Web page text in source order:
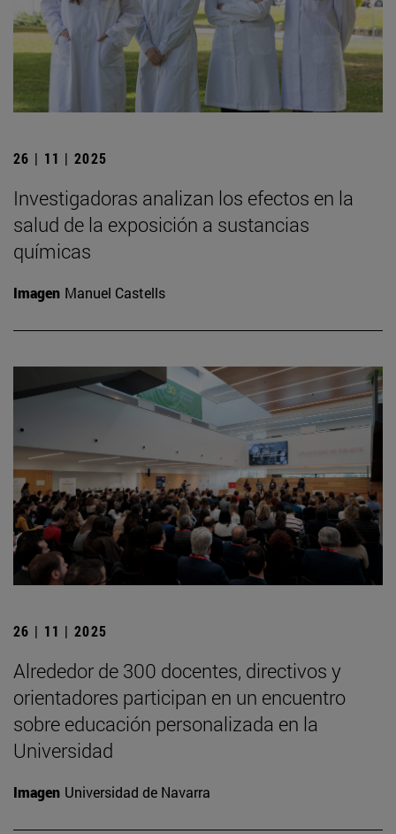
26 | 11 | 2025
Investigadoras analizan los efectos en la
salud de la exposición a sustancias
químicas
Imagen Manuel Castells
26 | 11 | 2025
Alrededor de 300 docentes, directivos y
orientadores participan en un encuentro
sobre educación personalizada en la
Universidad
Imagen Universidad de Navarra